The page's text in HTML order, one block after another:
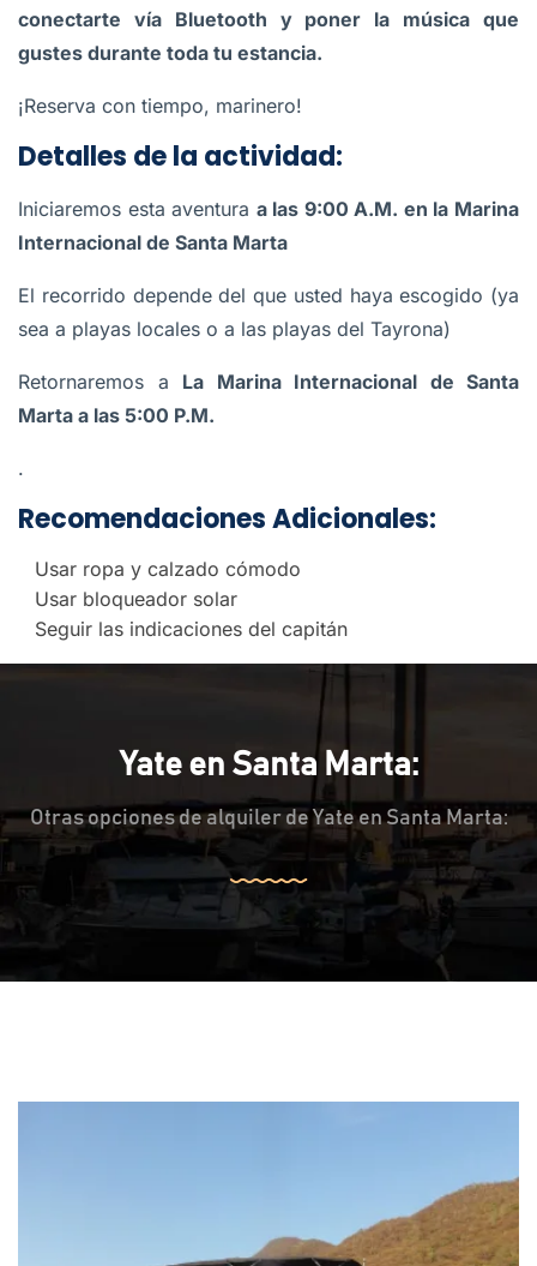
conectarte vía Bluetooth y poner la música que
gustes durante toda tu estancia.
¡Reserva con tiempo, marinero!
Detalles de la actividad:
Iniciaremos esta aventura a las 9:00 A.M. en la Marina
Internacional de Santa Marta
El recorrido depende del que usted haya escogido (ya
sea a playas locales o a las playas del Tayrona)
Retornaremos a La Marina Internacional de Santa
Marta a las 5:00 P.M.
.
Recomendaciones Adicionales:
Usar ropa y calzado cómodo
Usar bloqueador solar
Seguir las indicaciones del capitán
Yate en Santa Marta:
Otras opciones de alquiler de Yate en Santa Marta: